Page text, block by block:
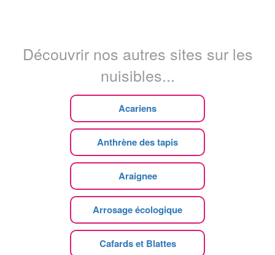
Découvrir nos autres sites sur les
nuisibles...
Acariens
Anthrène des tapis
Araignee
Arrosage écologique
Cafards et Blattes